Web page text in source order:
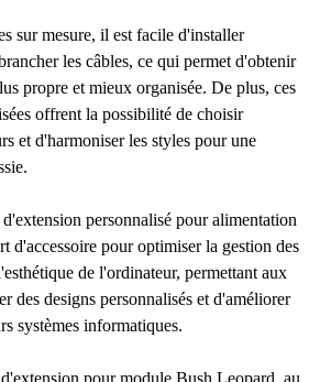
sur mesure, il est facile d'installer
les câbles, ce qui permet d'obtenir
propre et mieux organisée. De plus, ces
offrent la possibilité de choisir
et d'harmoniser les styles pour une
personnalisé pour alimentation
d'accessoire pour optimiser la gestion des
de l'ordinateur, permettant aux
des designs personnalisés et d'améliorer
systèmes informatiques.
pour module Bush Leopard, au